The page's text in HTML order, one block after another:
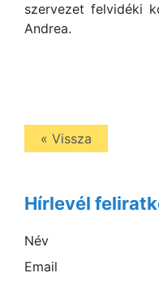
szervezet felvidéki
Andrea.
« Vissza
Hírlevél
Név
Email